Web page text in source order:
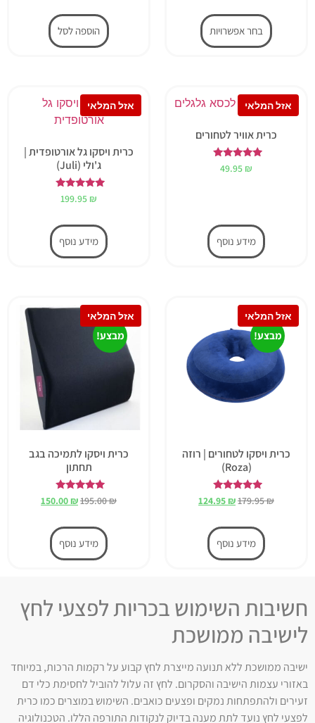
בחר אפשרויות הוספה לסל
כרית אוויר לטחורים
דורג
5.00
49.95 ₪
מידע נוסף
כרית ויסקו גל אורטופדית |
ג'ולי (Juli)
דורג
5.00
199.95 ₪
מידע נוסף
מבצע!
כרית ויסקו לטחורים | רוזה
(Roza)
דורג
5.00
179.95₪
124.95₪
מידע נוסף
מבצע!
כרית ויסקו לתמיכה בגב
תחתון
דורג
5.00
195.00₪
150.00₪
מידע נוסף
חשיבות השימוש בכריות לפצעי לחץ
לישיבה ממושכת
ישיבה ממושכת ללא תנועה מייצרת לחץ קבוע על רקמות הרכות, במיוחד
באזורי עצמות הישיבה והסקרום. לחץ זה עלול להוביל לחסימת כלי דם
זעירים ולהתפתחות נמקים ופצעים כואבים. השימוש במוצרים כמו כרית
לפצעי לחץ נועד לתת מענה בדיוק לנקודות התורפה הללו. הטכנולוגיה